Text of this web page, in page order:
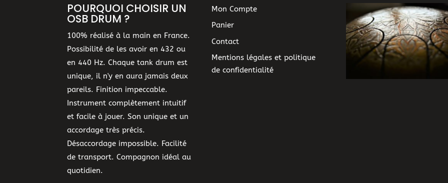
POURQUOI CHOISIR UN
OSB DRUM ?
100% réalisé à la main en France.
Possibilité de les avoir en 432 ou
en 440 Hz. Chaque tank drum est
unique, il n'y en aura jamais deux
pareils. Finition impeccable.
Instrument complètement intuitif
et facile à jouer. Son unique et un
accordage très précis.
Désaccordage impossible. Facilité
de transport. Compagnon idéal au
quotidien.
Mon Compte
Panier
Contact
Mentions légales et politique
de confidentialité